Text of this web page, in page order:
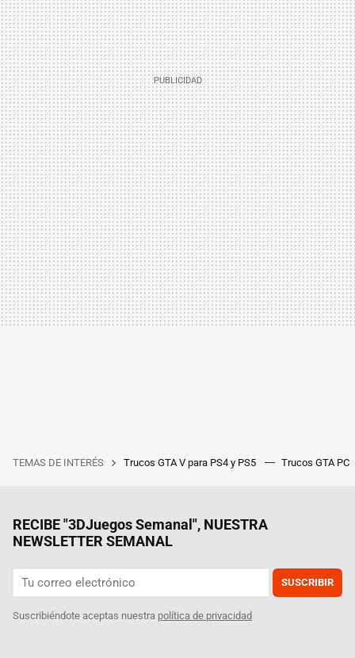
TEMAS DE INTERÉS Trucos GTA V para PS4 y PS5 Trucos GTA PC
RECIBE "3DJuegos Semanal", NUESTRA
NEWSLETTER SEMANAL
SUSCRIBIR
Suscribiéndote aceptas nuestra política de privacidad